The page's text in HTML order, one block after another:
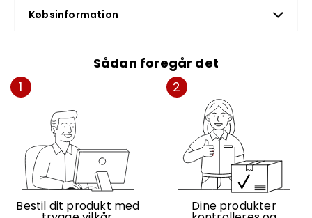
Købsinformation
Sådan foregår det
1
Bestil dit produkt med
2
Dine produkter